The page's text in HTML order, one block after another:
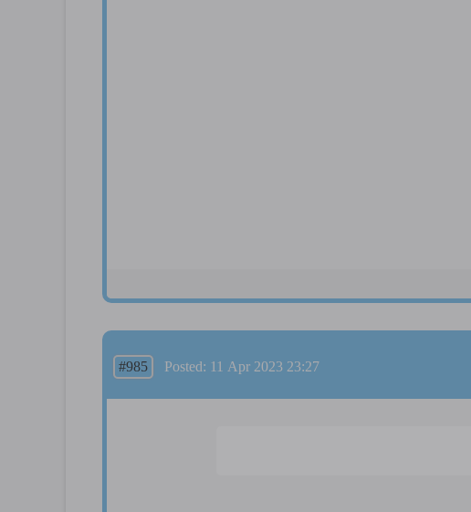
#985 Posted: 11 Apr 2023 23:27